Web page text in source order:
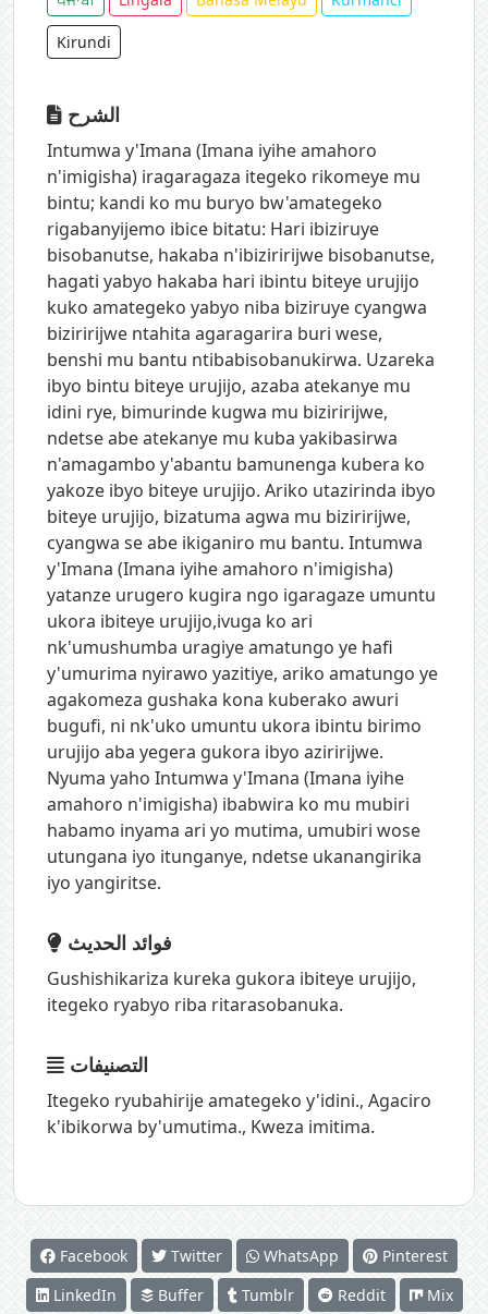
Kirundi
الشرح
Intumwa y'Imana (Imana iyihe amahoro
n'imigisha) iragaragaza itegeko rikomeye mu
bintu; kandi ko mu buryo bw'amategeko
rigabanyijemo ibice bitatu: Hari ibiziruye
bisobanutse, hakaba n'ibiziririjwe bisobanutse,
hagati yabyo hakaba hari ibintu biteye urujijo
kuko amategeko yabyo niba biziruye cyangwa
biziririjwe ntahita agaragarira buri wese,
benshi mu bantu ntibabisobanukirwa. Uzareka
ibyo bintu biteye urujijo, azaba atekanye mu
idini rye, bimurinde kugwa mu biziririjwe,
ndetse abe atekanye mu kuba yakibasirwa
n'amagambo y'abantu bamunenga kubera ko
yakoze ibyo biteye urujijo. Ariko utazirinda ibyo
biteye urujijo, bizatuma agwa mu biziririjwe,
cyangwa se abe ikiganiro mu bantu. Intumwa
y'Imana (Imana iyihe amahoro n'imigisha)
yatanze urugero kugira ngo igaragaze umuntu
ukora ibiteye urujijo,ivuga ko ari
nk'umushumba uragiye amatungo ye hafi
y'umurima nyirawo yazitiye, ariko amatungo ye
agakomeza gushaka kona kuberako awuri
bugufi, ni nk'uko umuntu ukora ibintu birimo
urujijo aba yegera gukora ibyo aziririjwe.
Nyuma yaho Intumwa y'Imana (Imana iyihe
amahoro n'imigisha) ibabwira ko mu mubiri
habamo inyama ari yo mutima, umubiri wose
utungana iyo itunganye, ndetse ukanangirika
iyo yangiritse.
فوائد الحديث
Gushishikariza kureka gukora ibiteye urujijo,
itegeko ryabyo riba ritarasobanuka.
التصنيفات
Itegeko ryubahirije amategeko y'idini., Agaciro
k'ibikorwa by'umutima., Kweza imitima.
Facebook Twitter WhatsApp
Pinterest
LinkedIn
Buffer Tumblr Reddit
Mix